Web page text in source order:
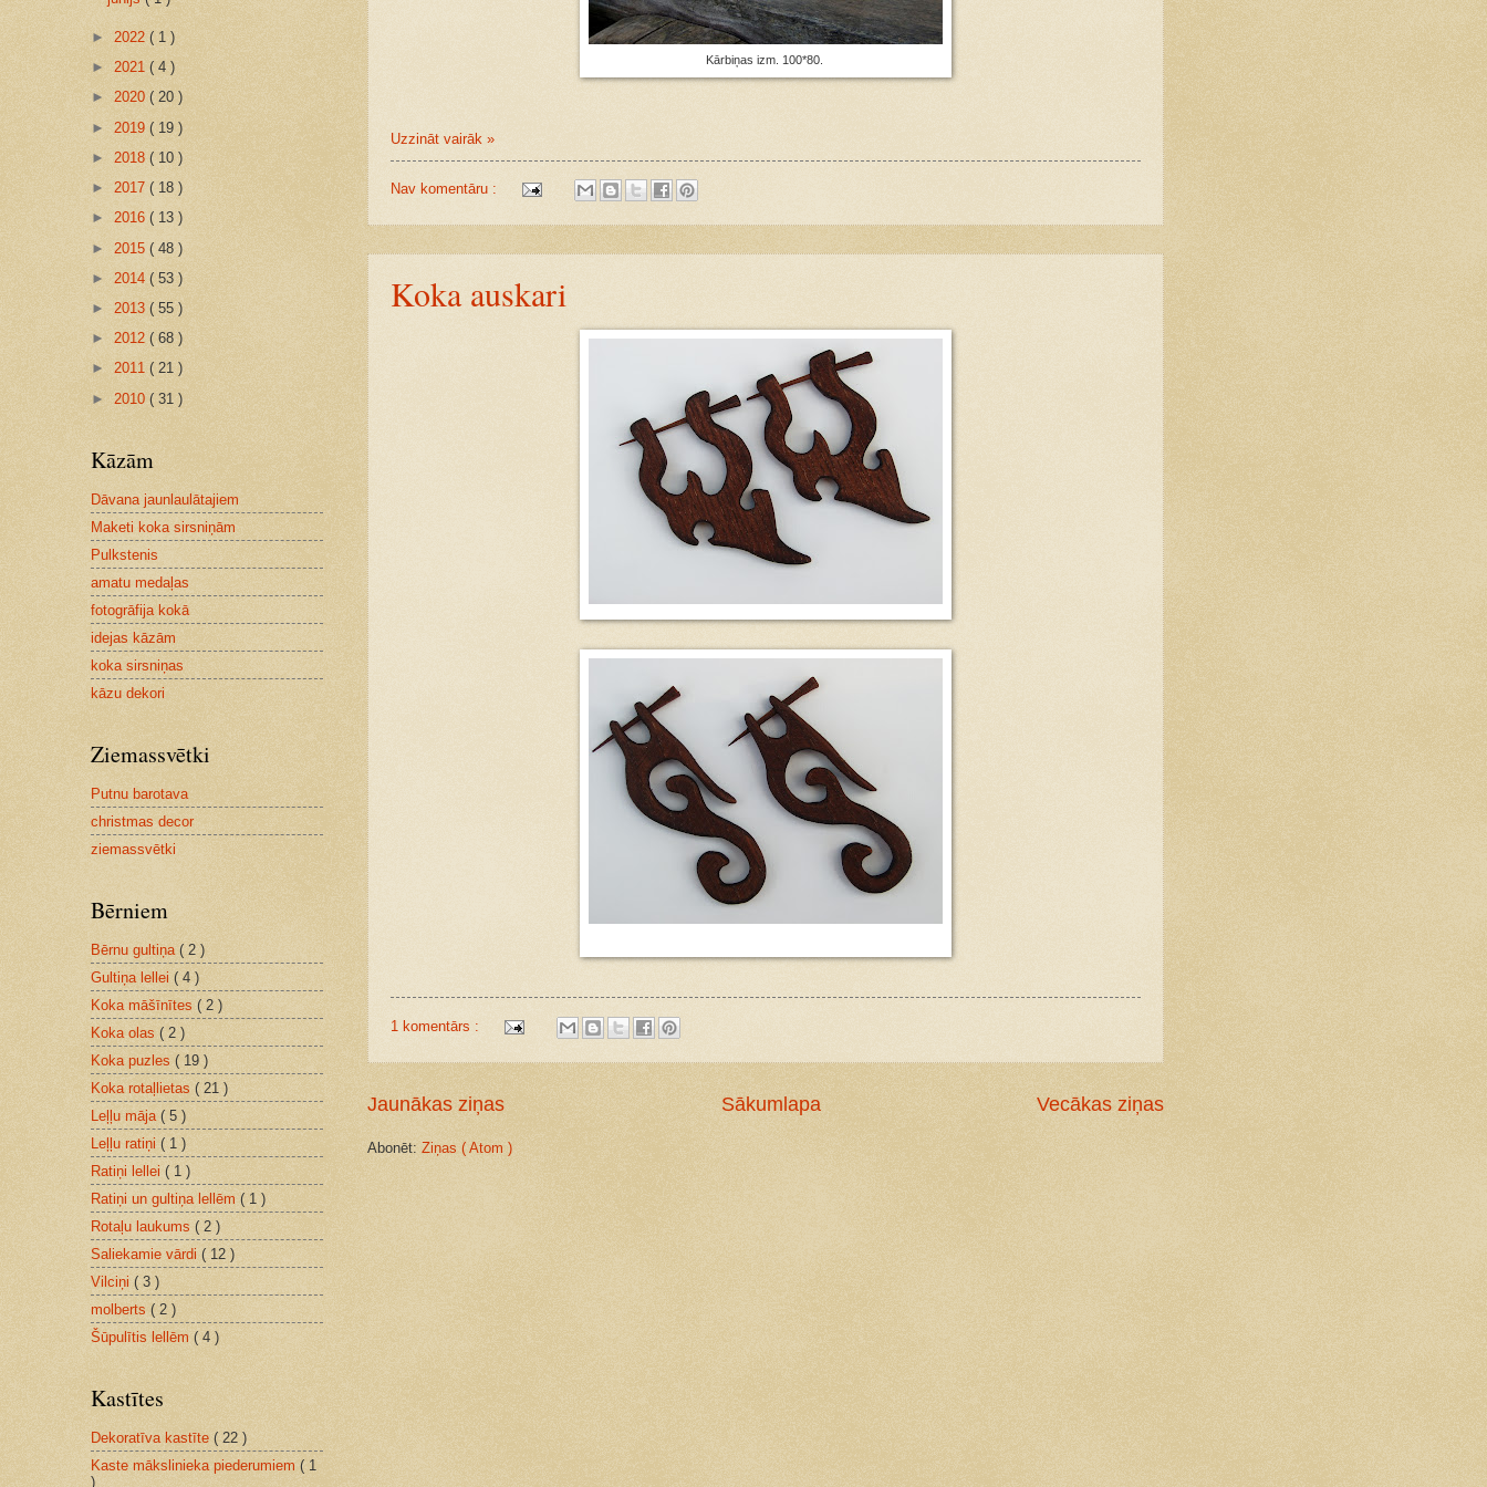
Kārbiņas izm. 100*80.
Uzzināt vairāk »
Nav komentāru :
Koka auskari
1 komentārs :
Jaunākas ziņas Vecākas ziņas
Sākumlapa
Abonēt: Ziņas ( Atom )
► 2022 ( 1 )
► 2021 ( 4 )
► 2020 ( 20 )
► 2019 ( 19 )
► 2018 ( 10 )
► 2017 ( 18 )
► 2016 ( 13 )
► 2015 ( 48 )
► 2014 ( 53 )
► 2013 ( 55 )
► 2012 ( 68 )
► 2011 ( 21 )
► 2010 ( 31 )
Kāzām
Dāvana jaunlaulātajiem
Maketi koka sirsniņām
Pulkstenis
amatu medaļas
fotogrāfija kokā
idejas kāzām
koka sirsniņas
kāzu dekori
Ziemassvētki
Putnu barotava
christmas decor
ziemassvētki
Bērniem
Bērnu gultiņa ( 2 )
Gultiņa lellei ( 4 )
Koka māšīnītes ( 2 )
Koka olas ( 2 )
Koka puzles ( 19 )
Koka rotaļlietas ( 21 )
Leļļu māja ( 5 )
Leļļu ratiņi ( 1 )
Ratiņi lellei ( 1 )
Ratiņi un gultiņa lellēm ( 1 )
Rotaļu laukums ( 2 )
Saliekamie vārdi ( 12 )
Vilciņi ( 3 )
molberts ( 2 )
Šūpulītis lellēm ( 4 )
Kastītes
Dekoratīva kastīte ( 22 )
Kaste mākslinieka piederumiem ( 1
)